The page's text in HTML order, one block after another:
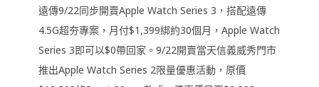
遠傳9/22同步開賣Apple Watch Series 3，搭配遠傳
4.5G超夯專案，月付$1,399綁約30個月，Apple Watch
Series 3即可以$0帶回家。9/22開賣當天信義威秀門市
推出Apple Watch Series 2限量優惠活動，原價